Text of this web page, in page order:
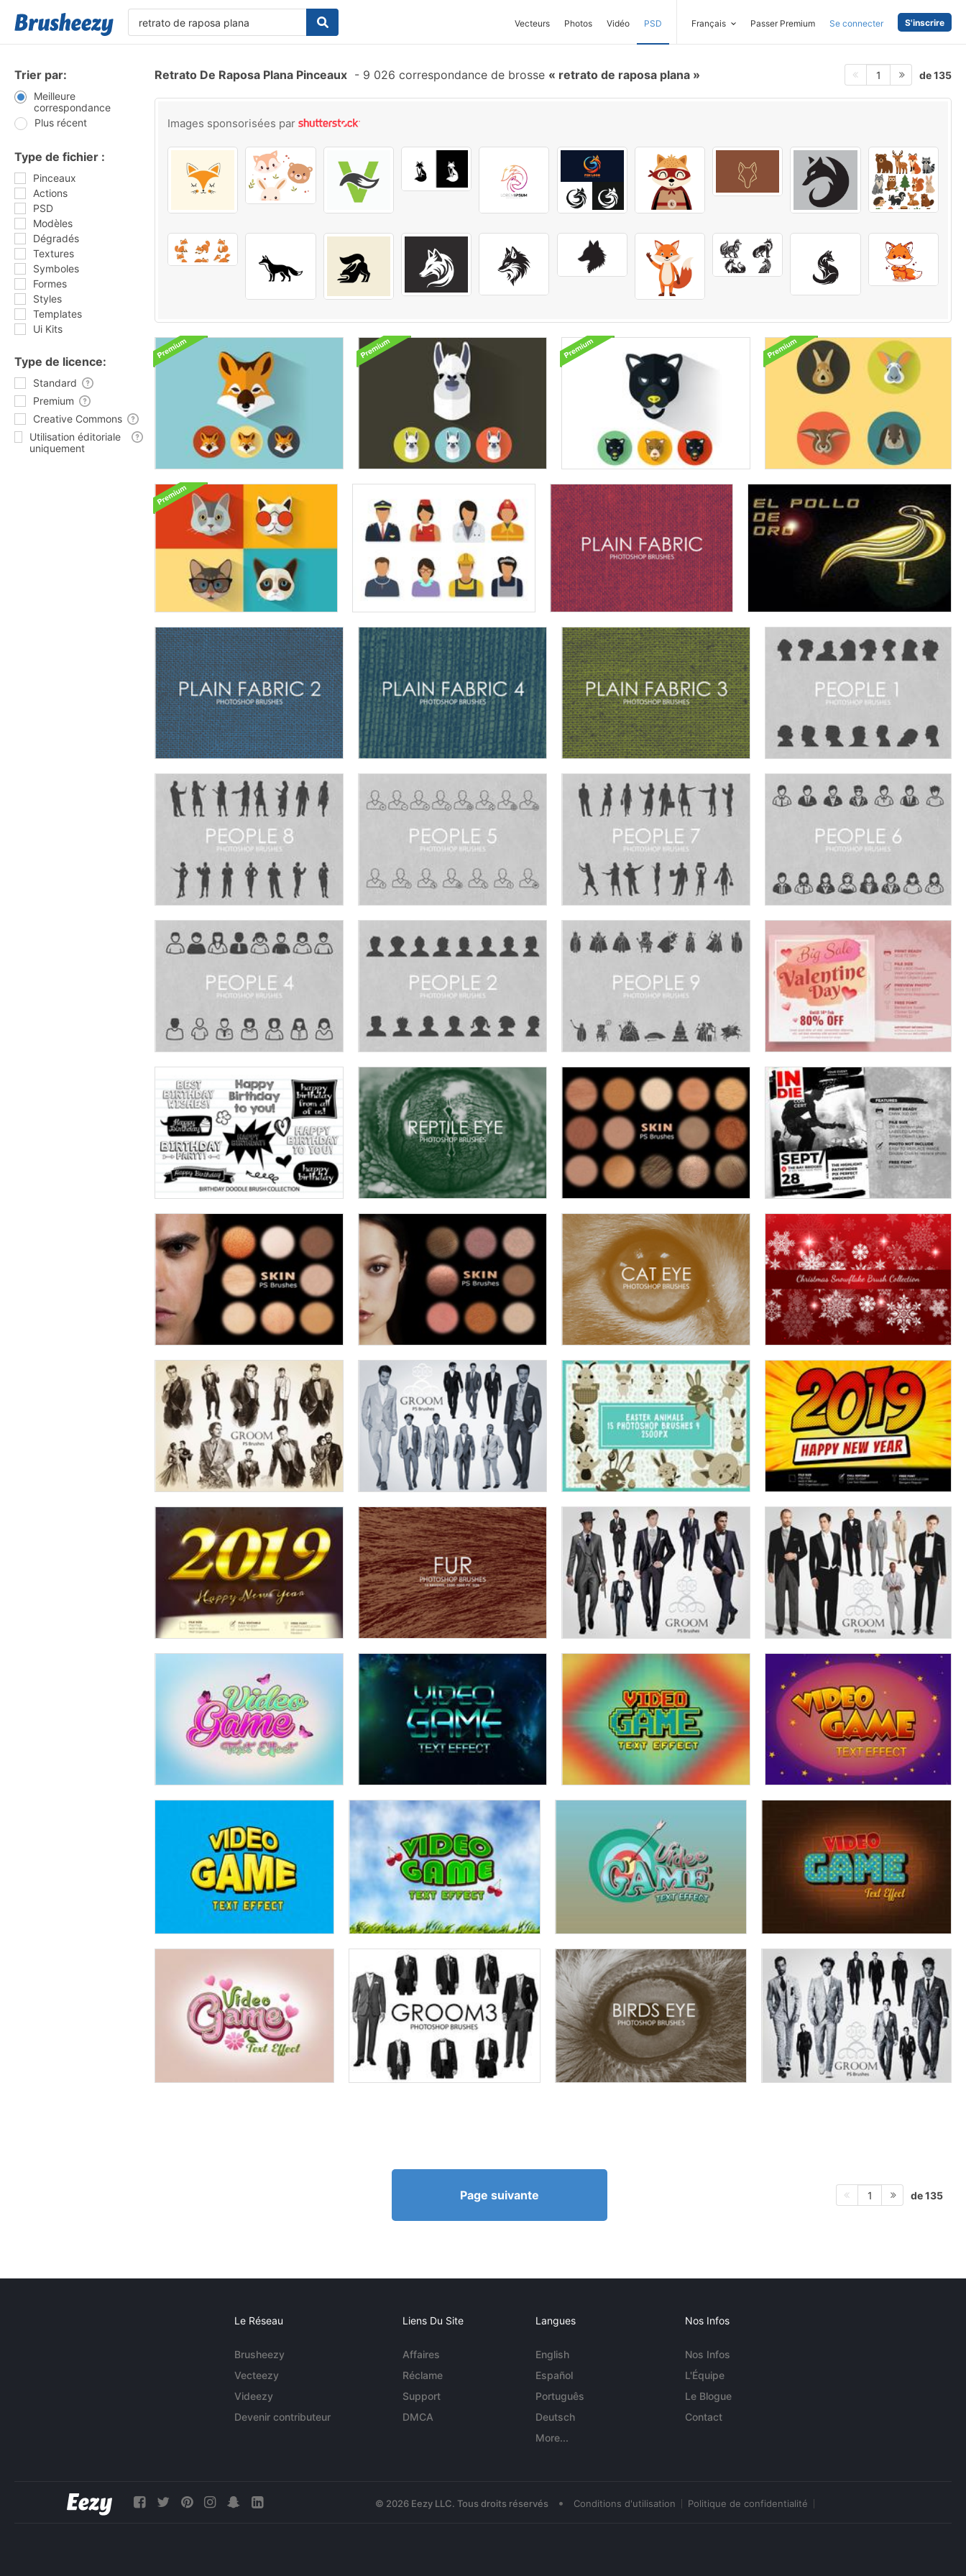
Vecteurs Photos Vidéo PSD Français Passer Premium Se connecter S'inscrire
Trier par:
Meilleure
correspondance
Plus récent
Type de fichier :
Pinceaux
Actions
PSD
Modèles
Dégradés
Textures
Symboles
Formes
Styles
Templates
Ui Kits
Type de licence:
Standard
Premium
Creative Commons
Utilisation éditoriale
uniquement
Retrato De Raposa Plana Pinceaux - 9 026 correspondance de brosse retrato de raposa plana 1 de 135
Images sponsorisées par
Page suivante 1 de 135
Le Réseau
Brusheezy
Vecteezy
Videezy
Devenir contributeur
Liens Du Site
Affaires
Réclame
Support
DMCA
Langues
English
Español
Português
Deutsch
More...
Nos Infos
Nos Infos
L'Équipe
Le Blogue
Contact
© 2026 Eezy LLC. Tous droits réservés • Conditions d'utilisation Politique de confidentialité